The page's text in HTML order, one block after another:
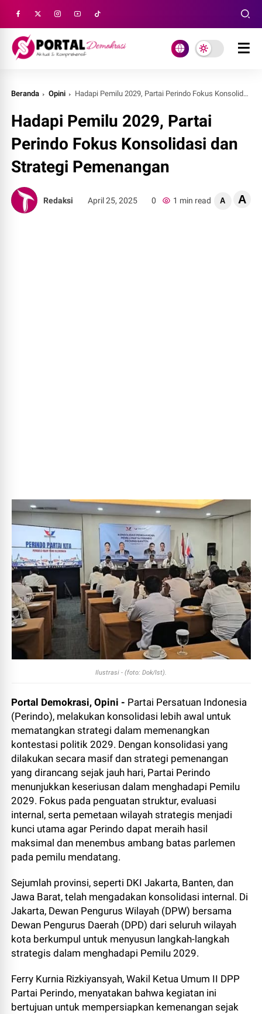
Beranda Opini Hadapi Pemilu 2029, Partai Perindo Fokus Konsolidasi dan Strategi Pemenangan
Hadapi Pemilu 2029, Partai
Perindo Fokus Konsolidasi dan
Strategi Pemenangan
Redaksi April 25, 2025 0 1 min read A A
Ilustrasi - (foto: Dok/Ist).
Portal Demokrasi, Opini - Partai Persatuan Indonesia
(Perindo), melakukan konsolidasi lebih awal untuk
mematangkan strategi dalam memenangkan
kontestasi politik 2029. Dengan konsolidasi yang
dilakukan secara masif dan strategi pemenangan
yang dirancang sejak jauh hari, Partai Perindo
menunjukkan keseriusan dalam menghadapi Pemilu
2029. Fokus pada penguatan struktur, evaluasi
internal, serta pemetaan wilayah strategis menjadi
kunci utama agar Perindo dapat meraih hasil
maksimal dan menembus ambang batas parlemen
pada pemilu mendatang.
Sejumlah provinsi, seperti DKI Jakarta, Banten, dan
Jawa Barat, telah mengadakan konsolidasi internal. Di
Jakarta, Dewan Pengurus Wilayah (DPW) bersama
Dewan Pengurus Daerah (DPD) dari seluruh wilayah
kota berkumpul untuk menyusun langkah-langkah
strategis dalam menghadapi Pemilu 2029.
Ferry Kurnia Rizkiyansyah, Wakil Ketua Umum II DPP
Partai Perindo, menyatakan bahwa kegiatan ini
bertujuan untuk mempersiapkan kemenangan sejak